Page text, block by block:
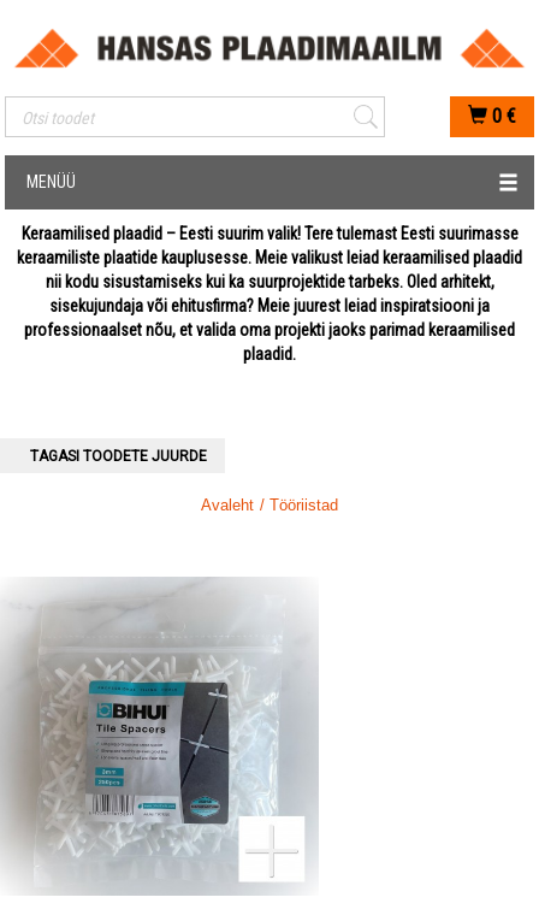
Mobiilis otsimise sisestus
0 €
MENÜÜ
Keraamilised plaadid – Eesti suurim valik! Tere tulemast Eesti suurimasse
keraamiliste plaatide kauplusesse. Meie valikust leiad keraamilised plaadid
nii kodu sisustamiseks kui ka suurprojektide tarbeks. Oled arhitekt,
sisekujundaja või ehitusfirma? Meie juurest leiad inspiratsiooni ja
professionaalset nõu, et valida oma projekti jaoks parimad keraamilised
plaadid.
TAGASI TOODETE JUURDE
Avaleht / Tööriistad